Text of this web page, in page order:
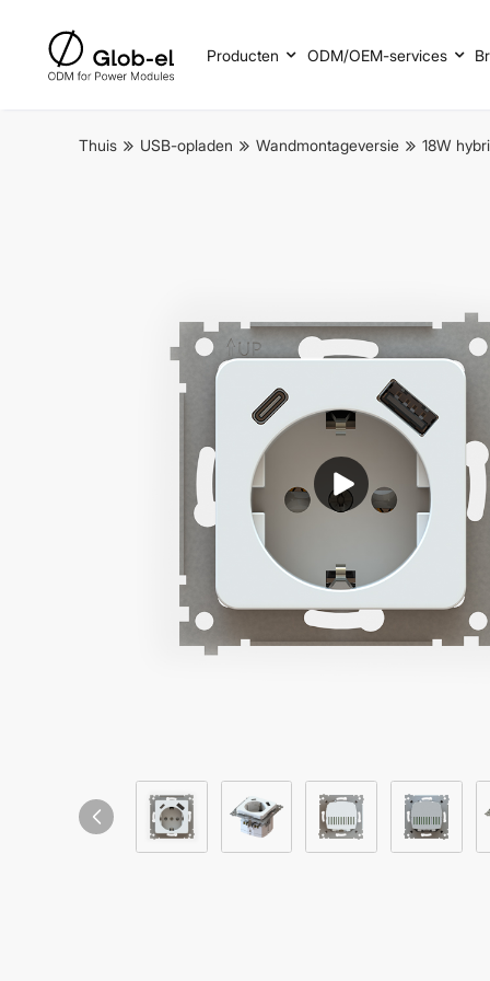
Producten ODM/OEM-services
Thuis USB-opladen Wandmontageversie 18W